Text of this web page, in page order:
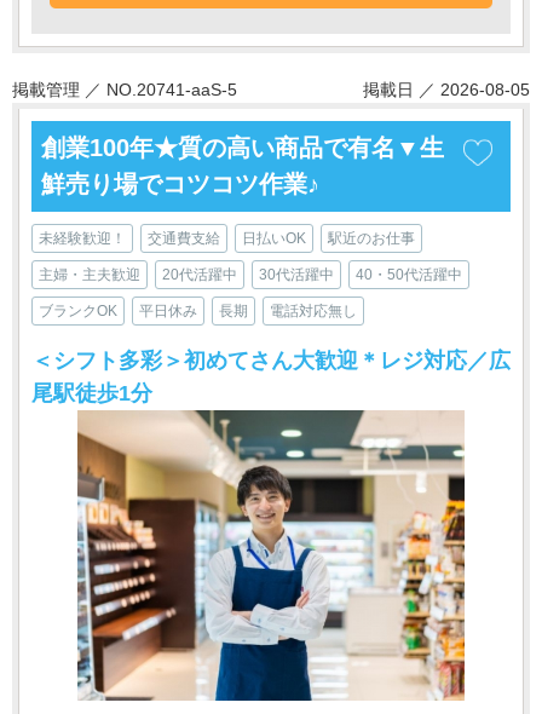
掲載管理 ／ NO.20741-aaS-5 掲載日 ／ 2026-08-05
創業100年★質の高い商品で有名▼生
鮮売り場でコツコツ作業♪
未経験歓迎！ 交通費支給 日払いOK 駅近のお仕事
主婦・主夫歓迎 20代活躍中 30代活躍中 40・50代活躍中
ブランクOK 平日休み 長期 電話対応無し
＜シフト多彩＞初めてさん大歓迎＊レジ対応／広
尾駅徒歩1分